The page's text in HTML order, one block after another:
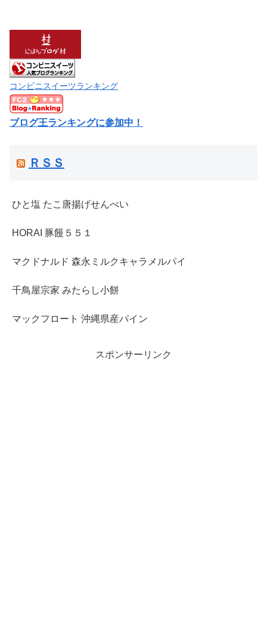
コンビニスイーツランキング
ブログ王ランキングに参加中！
ＲＳＳ
ひと塩 たこ唐揚げせんべい
HORAI 豚饅５５１
マクドナルド 森永ミルクキャラメルパイ
千鳥屋宗家 みたらし小餅
マックフロート 沖縄県産パイン
スポンサーリンク